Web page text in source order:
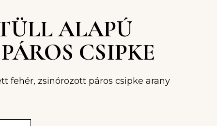
TÜLL ALAPÚ
CSIPKE
fehér, zsinórozott páros csipke arany